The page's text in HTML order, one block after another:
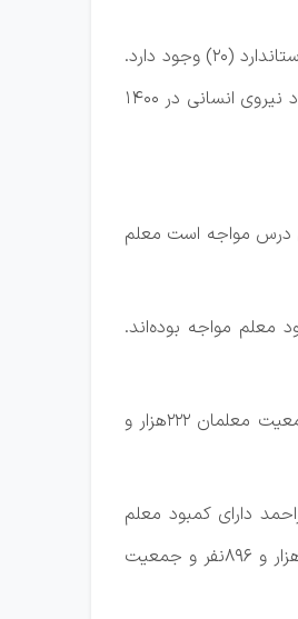
تقریبا در همه پایه‌ها به‌جز متوسطه دوم شاخص بیش از حد استاندارد است و در مقطع ابتدایی هم وضعیت نگران‌کننده‌تر و اختلاف فاحشی با حد استاندارد (۲۰) وجود دارد.
یعنی به‌طور تقریبی هر ۲۷دانش‌آموز به یکی از کارکنان آموزشی دسترسی داشته‌اند. این در حالی است که به‌گفته مسئولان آموزش و پرورش میزان کمبود نیروی انسانی در ۱۴۰۰
درس مواجه است معلم
با کمبود معلم مواجه بوده‌اند.
این شاخص در مناطق شهری به ۵۷.۴۳ هم رسیده. با توجه به اینکه جمعیت دانش‌آموزان دولتی مقطع ابتدایی ۷میلیون و ۳۶۸هزار و ۹۶۵نفر و جمعیت معلمان ۲۲۲هزار و
و بویراحمد دارای کمبود معلم
هستند. شاخص کل کشور نیز که ۲۵.۰۲ است با استاندارد فاصله دارد. با توجه به جمعیت دانش‌آموزان دولتی مقطع متوسطه اول که ۳میلیون و ۱۹۱هزار و ۸۹۶نفر و جمعیت